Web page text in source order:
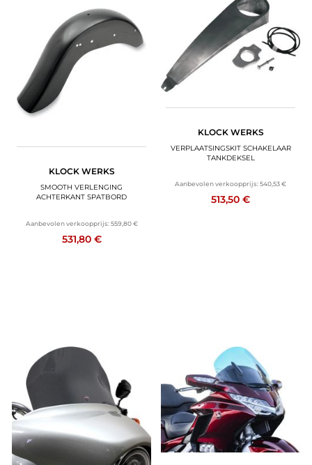
KLOCK WERKS
SMOOTH VERLENGING
ACHTERKANT SPATBORD
Aanbevolen verkoopprijs: 559,80 €
531,80 €
KLOCK WERKS
VERPLAATSINGSKIT SCHAKELAAR
TANKDEKSEL
Aanbevolen verkoopprijs:540,53 €
513,50 €